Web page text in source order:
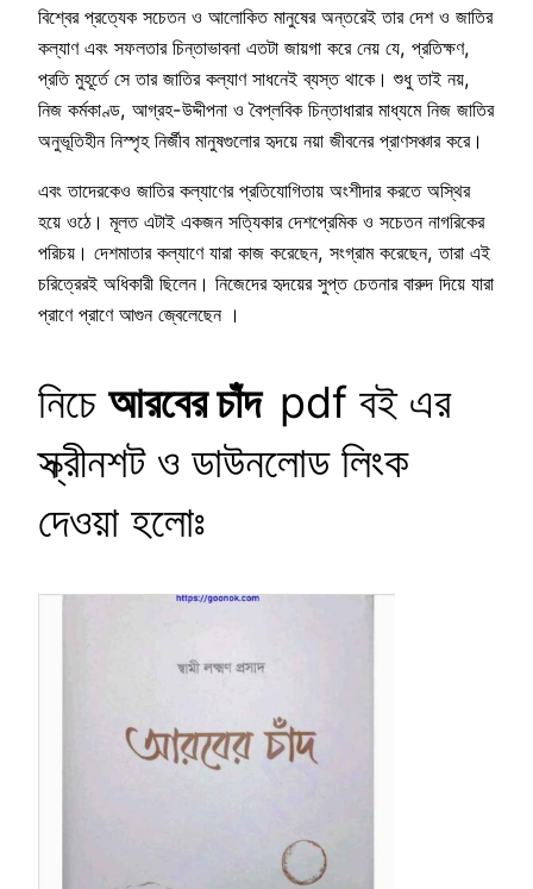
বিশ্বের প্রত্যেক সচেতন ও আলোকিত মানুষের অন্তরেই তার দেশ ও জাতির
কল্যাণ এবং সফলতার চিন্তাভাবনা এতটা জায়গা করে নেয় যে, প্রতিক্ষণ,
প্রতি মুহূর্তে সে তার জাতির কল্যাণ সাধনেই ব্যস্ত থাকে। শুধু তাই নয়,
নিজ কর্মকাণ্ড, আগ্রহ-উদ্দীপনা ও বৈপ্লবিক চিন্তাধারার মাধ্যমে নিজ জাতির
অনুভূতিহীন নিস্পৃহ নির্জীব মানুষগুলোর হৃদয়ে নয়া জীবনের প্রাণসঞ্চার করে।
এবং তাদেরকেও জাতির কল্যাণের প্রতিযোগিতায় অংশীদার করতে অস্থির
হয়ে ওঠে। মূলত এটাই একজন সত্যিকার দেশপ্রেমিক ও সচেতন নাগরিকের
পরিচয়। দেশমাতার কল্যাণে যারা কাজ করেছেন, সংগ্রাম করেছেন, তারা এই
চরিত্রেরই অধিকারী ছিলেন। নিজেদের হৃদয়ের সুপ্ত চেতনার বারুদ দিয়ে যারা
প্রাণে প্রাণে আগুন জ্বেলেছেন ।
নিচে আরবের চাঁদ pdf বই এর
স্ক্রীনশট ও ডাউনলোড লিংক
দেওয়া হলোঃ